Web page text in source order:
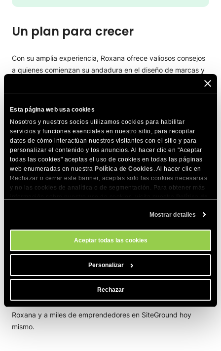
Esta página web usa cookies
Nosotros y nuestros socios utilizamos cookies para habilitar
servicios y funciones esenciales en nuestro sitio, para recopilar
datos de cómo interactúan nuestros visitantes con el sitio y para
personalizar el contenido y los anuncios. Al hacer clic en "Aceptar
todas las cookies" aceptas el uso de cookies en todas las páginas
web enumeradas en nuestra Política de Cookies . Al hacer clic en
Rechazar o cerrar este banner, aceptas solo las cookies necesarias
y no las cookies de analítica o de segmentación. Para obtener más
momento a través de la herramienta Configuración de Cookies de
Mostrar detalles
Aceptar todas las cookies
Personalizar
Rechazar
Un plan para crecer
Con su amplia experiencia, Roxana ofrece valiosos consejos
a quienes comienzan su andadura en el diseño de marcas y
“Empieza con poco, pero ten una visión clara de tu
proyecto. Elegir un proveedor de hosting premium
como SiteGround es un primer paso fundamental, ya
que te proporciona una base sólida y un soporte fiable
a medida que creces.”
Valora especialmente el apoyo humano que acompaña a la
La historia de Roxana ejemplifica el poder de construir un
negocio con alianzas sólidas. ¿Listo para centrarte en tu
creatividad sin dolores de cabeza por el hosting? Únete a
Roxana y a miles de emprendedores en SiteGround hoy
mismo.